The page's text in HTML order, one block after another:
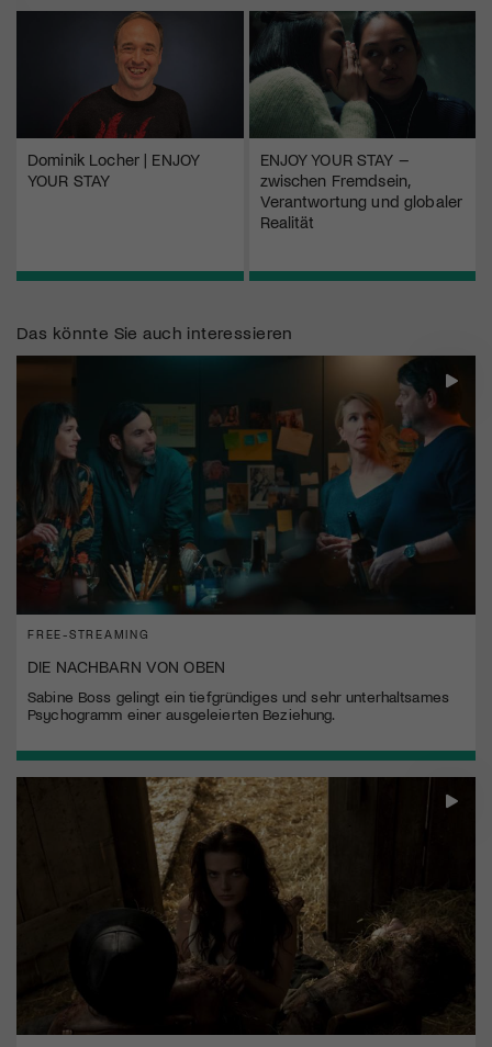
Dominik Locher | ENJOY
YOUR STAY
ENJOY YOUR STAY –
zwischen Fremdsein,
Verantwortung und globaler
Realität
Das könnte Sie auch interessieren
FREE-STREAMING
DIE NACHBARN VON OBEN
Sabine Boss gelingt ein tiefgründiges und sehr unterhaltsames
Psychogramm einer ausgeleierten Beziehung.